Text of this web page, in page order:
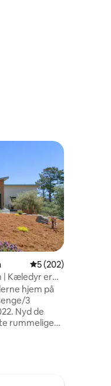
133 omtaler
5 ud af 5 i
5 (202)
| Kæledyr er
hjem på
3
Nyd de
rummelige
og